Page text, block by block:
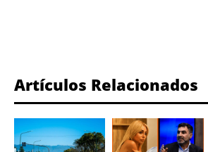
Artículos Relacionados